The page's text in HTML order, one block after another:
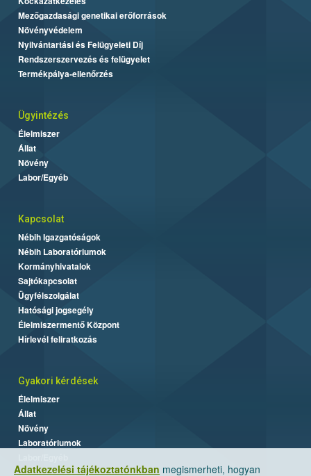
Adatkezelési tájékoztatónkban megismerheti, hogyan
Mezőgazdasági genetikai erőforrások
Növényvédelem
Nyilvántartási és Felügyeleti Díj
Rendszerszervezés és felügyelet
Termékpálya-ellenőrzés
Ügyintézés
Élelmiszer
Állat
Növény
Labor/Egyéb
Kapcsolat
Nébih Igazgatóságok
Nébih Laboratóriumok
Kormányhivatalok
Sajtókapcsolat
Ügyfélszolgálat
Hatósági jogsegély
Élelmiszermentő Központ
Hírlevél feliratkozás
Gyakori kérdések
Élelmiszer
Állat
Növény
Laboratóriumok